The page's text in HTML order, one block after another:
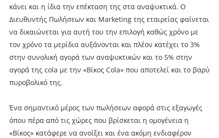
κάνει και η ίδια την επέκταση της στα αναψυκτικά. Ο
Διευθυντής Πωλήσεων και Marketing της εταιρείας φαίνεται
να δικαιώνεται για αυτή του την επιλογή καθώς χρόνο με
τον χρόνο τα μερίδια αυξάνονται και πλέον κατέχει το 3%
στην συνολική αγορά των αναψυκτικών και το 5% στην
αγορά της cola με την «Βίκος Cola» που αποτελεί και το βαρύ
πυροβολικό της.
Ένα σημαντικό μέρος των πωλήσεων αφορά στις εξαγωγές
όπου πέρα από τις χώρες που βρίσκεται η ομογένεια η
«Βίκος» κατάφερε να ανοίξει και ένα ακόμη ενδιαφέρον